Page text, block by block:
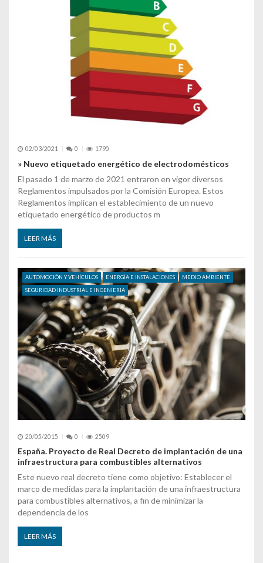
02/03/2021 0 1790
» Nuevo etiquetado energético de electrodomésticos
El pasado 1 de marzo de 2021 entraron en vigor diversos
Reglamentos impulsados por la Comisión Europea. Estos
Reglamentos implican el establecimiento de un nuevo
etiquetado energético de productos m
LEER MÁS
AUTOMOCIÓN Y VEHÍCULOS ENERGÍA E INSTALACIONES
MEDIO AMBIENTE
SEGURIDAD INDUSTRIAL E INGENIERIA
20/05/2015 0 2509
España. Proyecto de Real Decreto de implantación de una
infraestructura para combustibles alternativos
Este nuevo real decreto tiene como objetivo: Establecer el
marco de medidas para la implantación de una infraestructura
para combustibles alternativos, a fin de minimizar la
dependencia de los
LEER MÁS